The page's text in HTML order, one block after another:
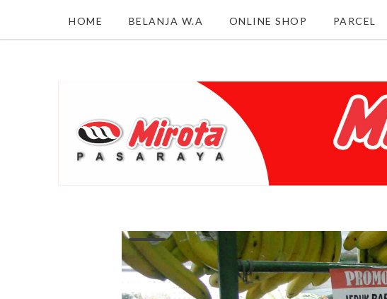
HOME BELANJA W.A ONLINE SHOP PARCEL